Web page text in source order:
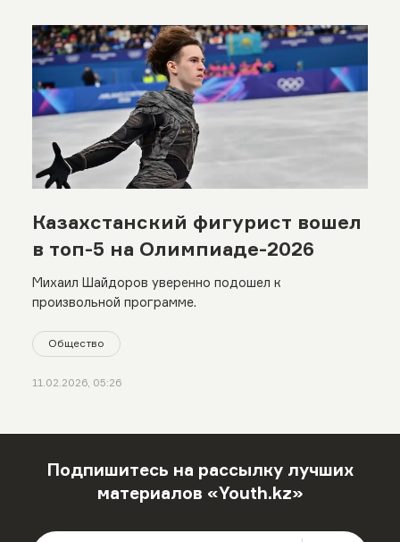
Казахстанский фигурист вошел
в топ-5 на Олимпиаде-2026
Михаил Шайдоров уверенно подошел к
произвольной программе.
Общество
11.02.2026, 05:26
Подпишитесь на рассылку лучших
материалов «Youth.kz»